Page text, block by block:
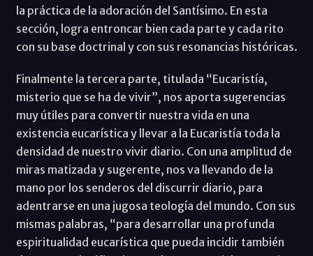
la práctica de la adoración del Santísimo. En esta
sección, logra entroncar bien cada parte y cada rito
con su base doctrinal y con sus resonancias históricas.
Finalmente la tercera parte, titulada “Eucaristía,
misterio que se ha de vivir”, nos aporta sugerencias
muy útiles para convertir nuestra vida en una
existencia eucarística y llevar a la Eucaristía toda la
densidad de nuestro vivir diario. Con una amplitud de
miras matizada y sugerente, nos va llevando de la
mano por los senderos del discurrir diario, para
adentrarse en una jugosa teología del mundo. Con sus
mismas palabras, “para desarrollar una profunda
espiritualidad eucarística que pueda incidir también